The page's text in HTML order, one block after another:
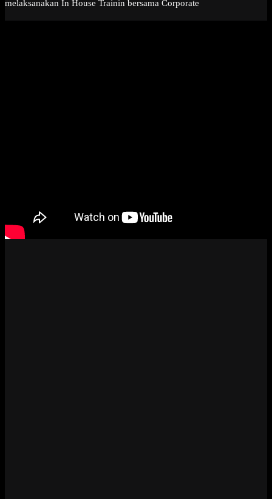
melaksanakan In House Trainin bersama Corporate